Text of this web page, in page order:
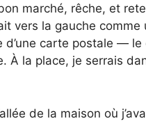
marché, rêche, et
vers la gauche comme
d’une carte postale —
À la place, je serrais
de la maison où